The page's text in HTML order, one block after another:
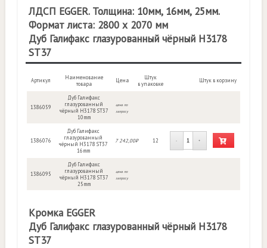
ЛДСП EGGER. Толщина: 10мм, 16мм, 25мм.
Формат листа: 2800 х 2070 мм
Дуб Галифакс глазурованный чёрный H3178
ST37
Артикул
Наименование
товара
Цена
Штук
в упаковке
Штук в корзину
1386059
Дуб Галифакс
глазурованный
чёрный H3178 ST37
10mm
цена по
запросу
1386076
Дуб Галифакс
глазурованный
чёрный H3178 ST37
16mm
7 242,00₽ 12 - +
1386095
Дуб Галифакс
глазурованный
чёрный H3178 ST37
25mm
цена по
запросу
Кромка EGGER
Дуб Галифакс глазурованный чёрный H3178
ST37